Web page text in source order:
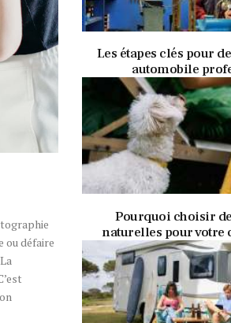
ou défaire
10 avril 2025
0
Les étapes clés pour
automobile
10 avril 2025
0
Pourquoi choisir
naturelles pour votre